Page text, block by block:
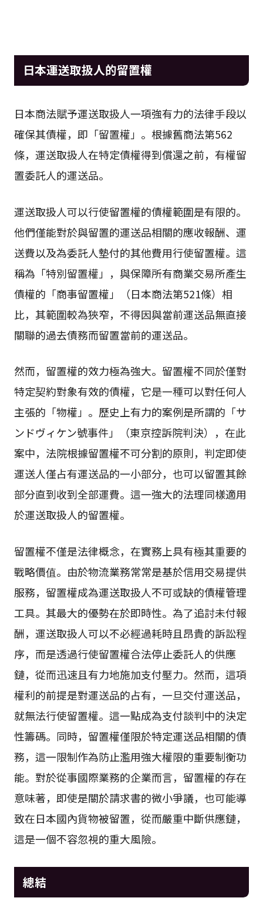
日本運送取扱人的留置權
日本商法賦予運送取扱人一項強有力的法律手段以
確保其債權，即「留置權」。根據舊商法第562
條，運送取扱人在特定債權得到償還之前，有權留
置委託人的運送品。
運送取扱人可以行使留置權的債權範圍是有限的。
他們僅能對於與留置的運送品相關的應收報酬、運
送費以及為委託人墊付的其他費用行使留置權。這
稱為「特別留置權」，與保障所有商業交易所產生
債權的「商事留置權」（日本商法第521條）相
比，其範圍較為狹窄，不得因與當前運送品無直接
關聯的過去債務而留置當前的運送品。
然而，留置權的效力極為強大。留置權不同於僅對
特定契約對象有效的債權，它是一種可以對任何人
主張的「物權」。歷史上有力的案例是所謂的「サ
ンドヴィケン號事件」（東京控訴院判決），在此
案中，法院根據留置權不可分割的原則，判定即使
運送人僅占有運送品的一小部分，也可以留置其餘
部分直到收到全部運費。這一強大的法理同樣適用
於運送取扱人的留置權。
留置權不僅是法律概念，在實務上具有極其重要的
戰略價值。由於物流業務常常是基於信用交易提供
服務，留置權成為運送取扱人不可或缺的債權管理
工具。其最大的優勢在於即時性。為了追討未付報
酬，運送取扱人可以不必經過耗時且昂貴的訴訟程
序，而是透過行使留置權合法停止委託人的供應
鏈，從而迅速且有力地施加支付壓力。然而，這項
權利的前提是對運送品的占有，一旦交付運送品，
就無法行使留置權。這一點成為支付談判中的決定
性籌碼。同時，留置權僅限於特定運送品相關的債
務，這一限制作為防止濫用強大權限的重要制衡功
能。對於從事國際業務的企業而言，留置權的存在
意味著，即使是關於請求書的微小爭議，也可能導
致在日本國內貨物被留置，從而嚴重中斷供應鏈，
這是一個不容忽視的重大風險。
總結